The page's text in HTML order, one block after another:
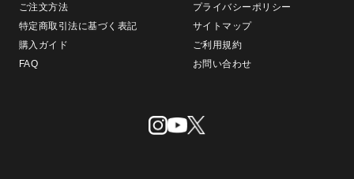
ご注文方法
プライバシーポリシー
特定商取引法に基づく表記
サイトマップ
購入ガイド
ご利用規約
FAQ
お問い合わせ